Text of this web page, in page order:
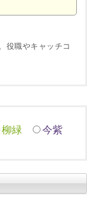
役職やキャッチコ
柳緑 今紫